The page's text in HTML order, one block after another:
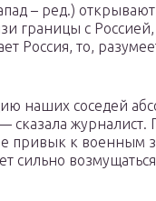
– ред.)
границы с
Россия, то,
наших соседей
сказала журналист.
привык к военным
сильно